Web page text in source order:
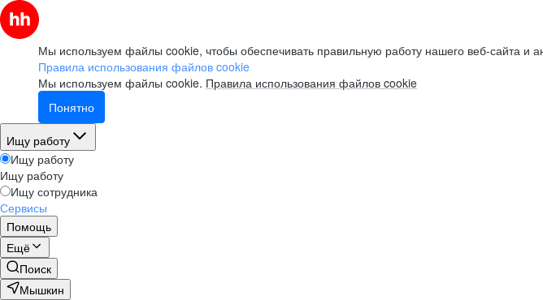
Мы используем файлы cookie, чтобы обеспечивать правильную работу нашего веб-сайта и
Правила использования файлов cookie
Мы используем файлы cookie. Правила использования файлов cookie
Понятно
Ищу работу
Ищу работу
Ищу работу
Ищу сотрудника
Сервисы
Помощь
Ещё
Поиск
Мышкин